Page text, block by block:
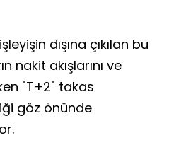
dışına çıkılan bu
nakit akışlarını ve
"T+2" takas
göz önünde